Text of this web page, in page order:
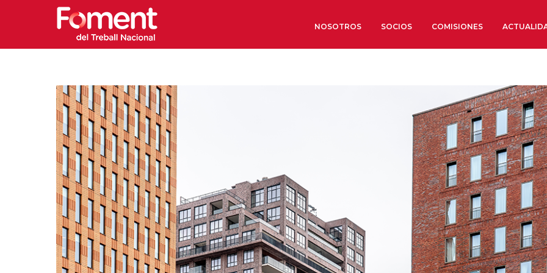
NOSOTROS
Órganos de Gobierno
Órganos Consultivos
Estructura Ejecutiva
Institut d’Estudis
Organizaciones sectoriales
Sociedad Barcelonesa de
Económicos y Sociales
Organizaciones territoriales
Conoce más
SOCIOS COMISIONES